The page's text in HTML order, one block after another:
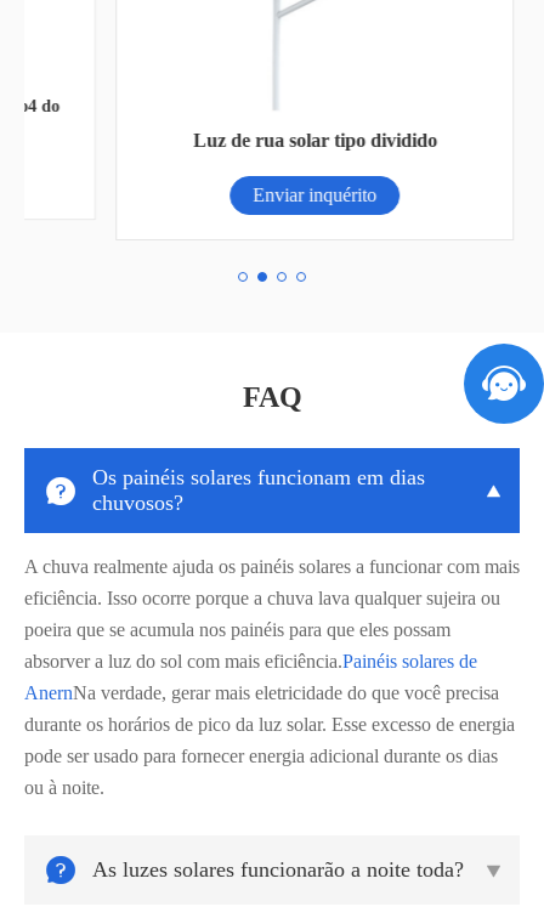
Luz de rua solar tipo dividido
Enviar inquérito
FAQ

Os painéis solares funcionam em dias
chuvosos?

A chuva realmente ajuda os painéis solares a funcionar com mais
eficiência. Isso ocorre porque a chuva lava qualquer sujeira ou
poeira que se acumula nos painéis para que eles possam
absorver a luz do sol com mais eficiência.Painéis solares de
AnernNa verdade, gerar mais eletricidade do que você precisa
durante os horários de pico da luz solar. Esse excesso de energia
pode ser usado para fornecer energia adicional durante os dias
ou à noite.
 As luzes solares funcionarão a noite toda? 